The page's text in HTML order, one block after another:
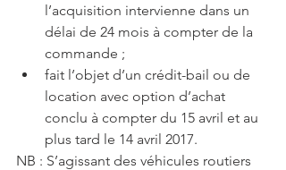
l’acquisition intervienne dans un
délai de 24 mois à compter de la
commande ;
fait l’objet d’un crédit-bail ou de
location avec option d’achat
conclu à compter du 15 avril et au
plus tard le 14 avril 2017.
NB : S’agissant des véhicules routiers